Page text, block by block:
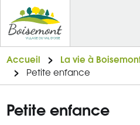
Accueil La vie à
Petite enfance
Petite enfance